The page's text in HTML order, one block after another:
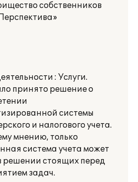
собственников
: Услуги.
принято решение о
системы
и налогового учета.
мнению, только
система учета может
решении стоящих перед
задач.